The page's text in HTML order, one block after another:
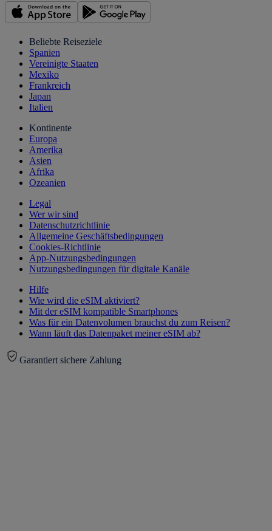
Beliebte Reiseziele
Spanien
Vereinigte Staaten
Mexiko
Frankreich
Japan
Italien
Kontinente
Europa
Amerika
Asien
Afrika
Ozeanien
Legal
Wer wir sind
Datenschutzrichtlinie
Allgemeine Geschäftsbedingungen
Cookies-Richtlinie
App-Nutzungsbedingungen
Nutzungsbedingungen für digitale Kanäle
Hilfe
Wie wird die eSIM aktiviert?
Mit der eSIM kompatible Smartphones
Was für ein Datenvolumen brauchst du zum Reisen?
Wann läuft das Datenpaket meiner eSIM ab?
Garantiert sichere Zahlung